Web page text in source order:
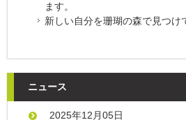
ます。
新しい自分を珊瑚の森で見つけ
ニュース
2025年12月05日